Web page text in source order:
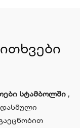
სტამბოლში ,